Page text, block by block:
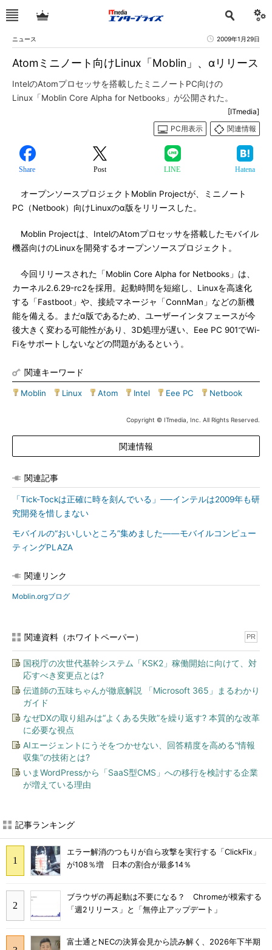
ニュース 2009年1月29日
Atomミニノート向けLinux「Moblin」、αリリース
IntelのAtomプロセッサを搭載したミニノートPC向けの
Linux「Moblin Core Alpha for Netbooks」が公開された。
[ITmedia]
PC用表示
関連情報
Share Post LINE Hatena
オープンソースプロジェクトMoblin Projectが、ミニノート
PC（Netbook）向けLinuxのα版をリリースした。
Moblin Projectは、IntelのAtomプロセッサを搭載したモバイル
機器向けのLinuxを開発するオープンソースプロジェクト。
今回リリースされた「Moblin Core Alpha for Netbooks」は、
カーネル2.6.29-rc2を採用。起動時間を短縮し、Linuxを高速化
する「Fastboot」や、接続マネージャ「ConnMan」などの新機
能を備える。まだα版であるため、ユーザーインタフェースが今
後大きく変わる可能性があり、3D処理が遅い、Eee PC 901でWi-
Fiをサポートしないなどの問題があるという。
関連キーワード
Moblin Linux Atom Intel Eee PC Netbook
Copyright © ITmedia, Inc. All Rights Reserved.
関連情報
関連記事
「Tick-Tockは正確に時を刻んでいる」──インテルは2009年も研
究開発を惜しまない
モバイルの“おいしいところ”集めました――モバイルコンピュー
ティングPLAZA
関連リンク
Moblin.orgブログ
関連資料（ホワイトペーパー） PR
国税庁の次世代基幹システム「KSK2」稼働開始に向けて、対
応すべき変更点とは?
伝道師の五味ちゃんが徹底解説 「Microsoft 365」まるわかり
ガイド
なぜDXの取り組みは“よくある失敗”を繰り返す? 本質的な改革
に必要な視点
AIエージェントにうそをつかせない、回答精度を高める“情報
収集”の技術とは?
いまWordPressから「SaaS型CMS」への移行を検討する企業
が増えている理由
記事ランキング
エラー解消のつもりが自ら攻撃を実行する「ClickFix」
が108％増 日本の割合が最多14％
ブラウザの再起動は不要になる？ Chromeが模索する
「週2リリース」と「無停止アップデート」
富士通とNECの決算会見から読み解く、2026年下半期